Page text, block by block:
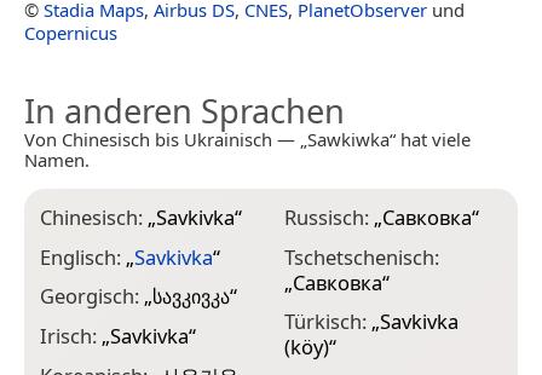
© Stadia Maps, Airbus DS, CNES, PlanetObserver und
Copernicus
In anderen Sprachen
Von Chinesisch bis Ukrainisch — „Sawkiwka“ hat viele
Namen.
Chinesisch: „Savkivka“
Englisch: „Savkivka“
Georgisch: „სავკივკა“
Irisch: „Savkivka“
Russisch: „Савковка“
Tschetschenisch:
„Савковка“
Türkisch: „Savkivka
(köy)“